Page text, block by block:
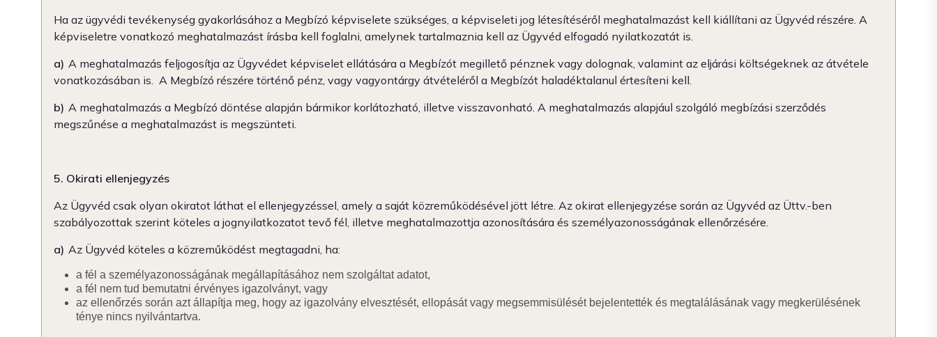
Ha az ügyvédi tevékenység gyakorlásához a Megbízó képviselete szükséges, a képviseleti jog létesítéséről meghatalmazást kell kiállítani az Ügyvéd részére. A
képviseletre vonatkozó meghatalmazást írásba kell foglalni, amelynek tartalmaznia kell az Ügyvéd elfogadó nyilatkozatát is.
a) A meghatalmazás feljogosítja az Ügyvédet képviselet ellátására a Megbízót megillető pénznek vagy dolognak, valamint az eljárási költségeknek az átvétele
vonatkozásában is. A Megbízó részére történő pénz, vagy vagyontárgy átvételéről a Megbízót haladéktalanul értesíteni kell.
b) A meghatalmazás a Megbízó döntése alapján bármikor korlátozható, illetve visszavonható. A meghatalmazás alapjául szolgáló megbízási szerződés
megszűnése a meghatalmazást is megszünteti.
5. Okirati ellenjegyzés
Az Ügyvéd csak olyan okiratot láthat el ellenjegyzéssel, amely a saját közreműködésével jött létre. Az okirat ellenjegyzése során az Ügyvéd az Üttv.-ben
szabályozottak szerint köteles a jognyilatkozatot tevő fél, illetve meghatalmazottja azonosítására és személyazonosságának ellenőrzésére.
a) Az Ügyvéd köteles a közreműködést megtagadni, ha:
a fél a személyazonosságának megállapításához nem szolgáltat adatot,
a fél nem tud bemutatni érvényes igazolványt, vagy
az ellenőrzés során azt állapítja meg, hogy az igazolvány elvesztését, ellopását vagy megsemmisülését bejelentették és megtalálásának vagy megkerülésének
ténye nincs nyilvántartva.